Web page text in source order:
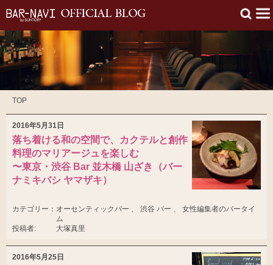
TOP
2016年5月31日
落ち着ける和の空間で、カクテルと創作
料理のマリアージュを楽しむ
〜東京・渋谷 Bar 並木橋 山ざき（バー
ナミキバシ ヤマザキ）
カテゴリー： オーセンティックバー 、 渋谷 バー 、 女性編集者のバータイ
ム
投稿者:
大塚真里
2016年5月25日